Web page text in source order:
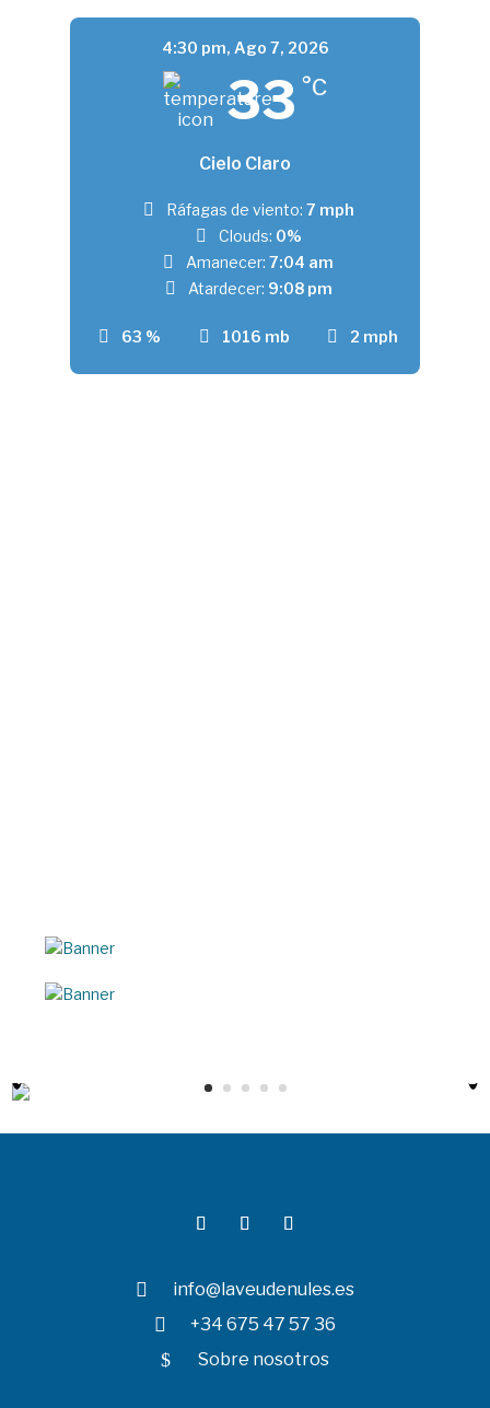
4:30 pm, Ago 7, 2026
33 °C
Cielo Claro
63 % 1016 mb 2 mph
Ráfagas de viento: 7 mph
Clouds: 0%
Amanecer: 7:04 am
Atardecer: 9:08 pm
 info@laveudenules.es
 +34 675 47 57 36
$ Sobre nosotros